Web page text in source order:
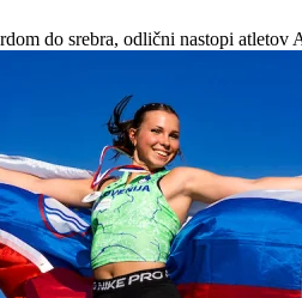
do srebra, odlični nastopi